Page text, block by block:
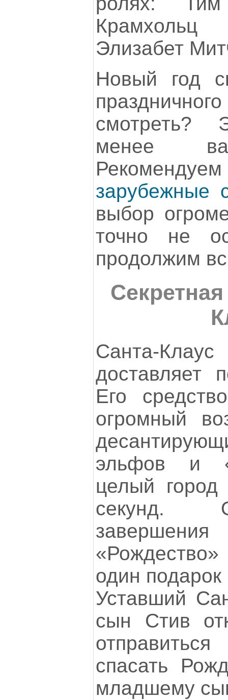
Элизабет
Новый год
смотреть?
менее
зарубежные
выбор
точно не
продолжим
Санта-
доставляет
Его
огромный
эльфов и
целый
секунд.
один
Уставший
сын Стив
спасать
младшему